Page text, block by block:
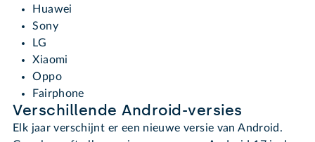
Huawei
Sony
LG
Xiaomi
Oppo
Fairphone
Verschillende Android-versies
Elk jaar verschijnt er een nieuwe versie van Android.